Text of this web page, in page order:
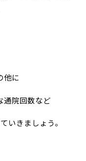
他に
通院回数など
いきましょう。